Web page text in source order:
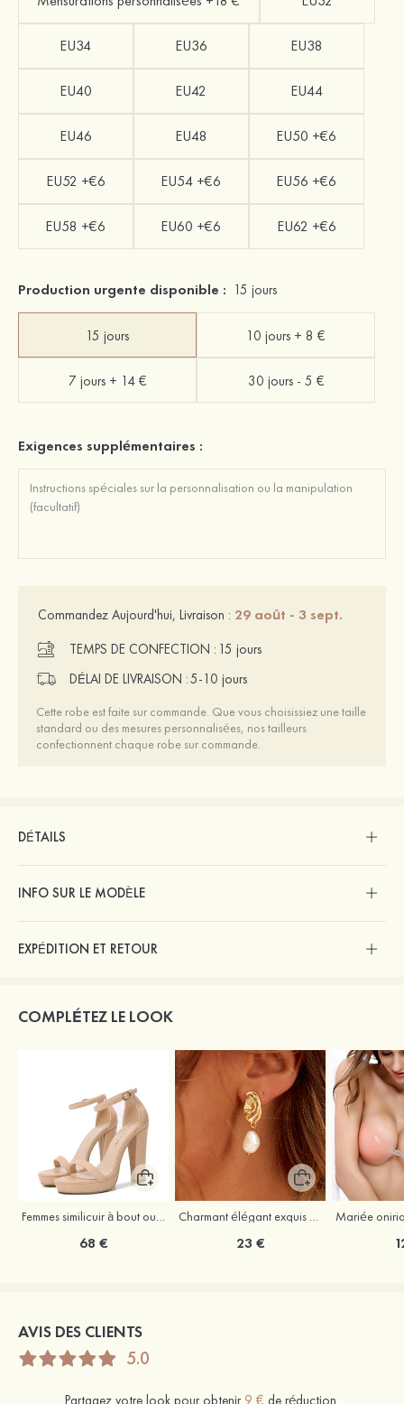
EU34 EU36 EU38
EU40 EU42 EU44
EU46 EU48 EU50 +€6
EU52 +€6 EU54 +€6 EU56 +€6
EU58 +€6 EU60 +€6 EU62 +€6
Production urgente disponible : 15 jours
15 jours 10 jours + 8 €
7 jours + 14 € 30 jours - 5 €
Exigences supplémentaires :
Commandez Aujourd'hui, Livraison : 29 août - 3 sept.
TEMPS DE CONFECTION : 15 jours
DÉLAI DE LIVRAISON :5-10 jours
Cette robe est faite sur commande. Que vous choisissiez une taille
standard ou des mesures personnalisées, nos tailleurs
confectionnent chaque robe sur commande.
DÉTAILS
INFO SUR LE MODÈLE
EXPÉDITION ET RETOUR
COMPLÉTEZ LE LOOK
68 € 23 €
AVIS DES CLIENTS
5.0
Partagez votre look pour obtenir 9 € de réduction.